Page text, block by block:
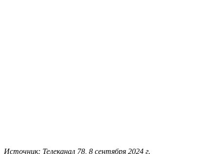
Источник: Телеканал 78, 8 сентября 2024 г.